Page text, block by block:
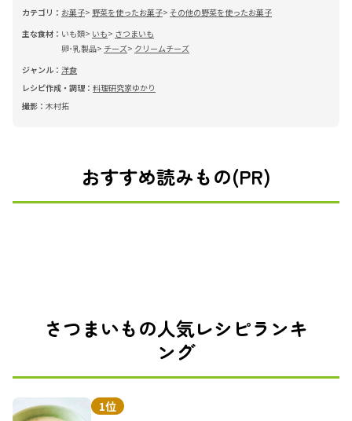
カテゴリ： お菓子 野菜を使ったお菓子 その他の野菜を使ったお菓子
主な食材： いも類 いも
さつまいも
卵･乳製品
チーズ
クリームチーズ
ジャンル： 洋食
レシピ作成・調理： 料理研究家ゆかり
撮影： 木村拓
おすすめ読みもの(PR)
さつまいもの人気レシピランキ
ング
1位